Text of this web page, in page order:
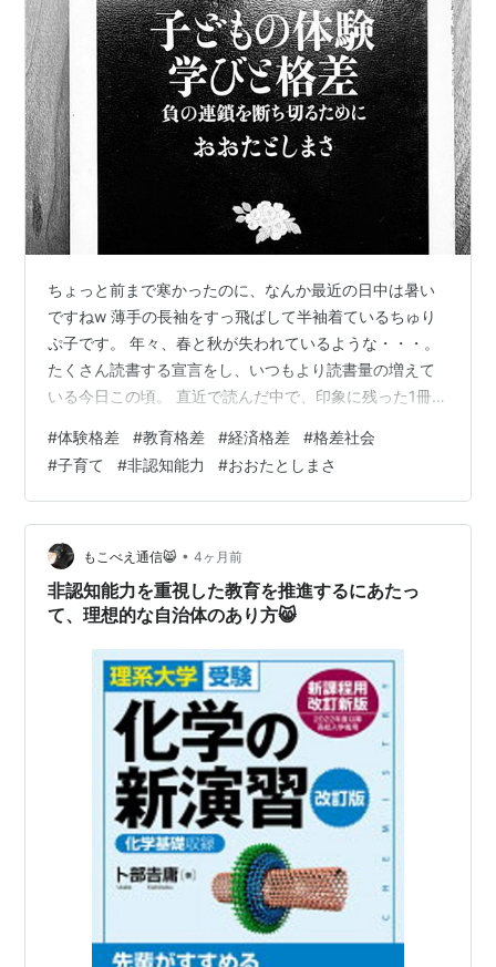
ちょっと前まで寒かったのに、なんか最近の日中は暑い
ですねw 薄手の長袖をすっ飛ばして半袖着ているちゅり
ぷ子です。 年々、春と秋が失われているような・・・。
たくさん読書する宣言をし、いつもより読書量の増えて
いる今日この頃。 直近で読んだ中で、印象に残った1冊で
な年齢でも！） 『子どもの体験 学びと格差 負の連鎖を
断ち切るために』概要 それはこちら！ 我が家には高一の
桜子がいるので、大学入試がチラつき始めております。
総合型選抜の話なんかも耳にするようになり、めっちゃ
気になるタイトルでした。 我が家には下に小学生が二人
もいるのでより気になりました…
#体験格差 #教育格差 #経済格差 #格差社会
#子育て #非認知能力 #おおたとしまさ
もこべえ通信😸 • 4ヶ月前
非認知能力を重視した教育を推進するにあたっ
て、理想的な自治体のあり方😸